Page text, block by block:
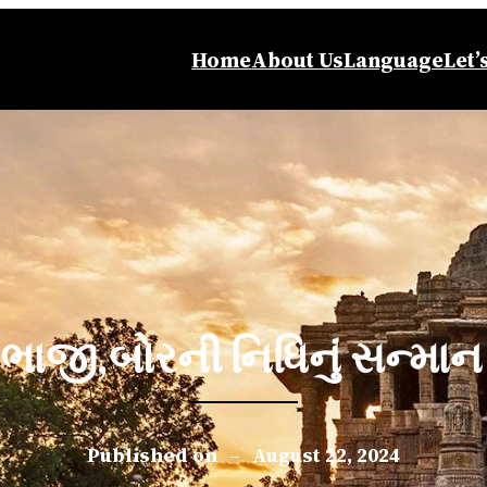
HomeAbout UsLanguage
નિધિનું
Published on – August 22, 2024